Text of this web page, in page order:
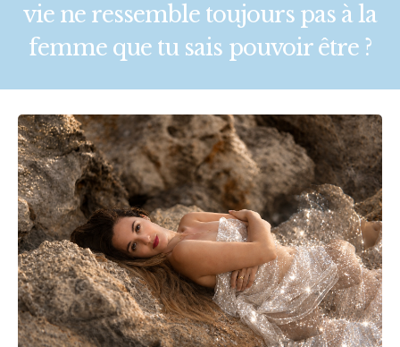
vie ne ressemble toujours pas à la
femme que tu sais pouvoir être ?